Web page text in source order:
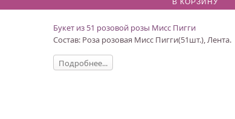
Букет из 51 розовой розы Мисс Пигги
Состав: Роза розовая Мисс Пигги(51шт.), Лента.
Подробнее...